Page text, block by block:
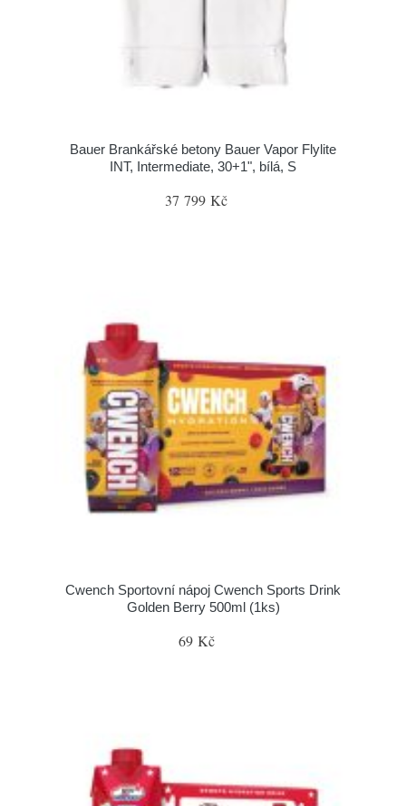
Bauer Brankářské betony Bauer Vapor Flylite
INT, Intermediate, 30+1", bílá, S
37 799 Kč
Cwench Sportovní nápoj Cwench Sports Drink
Golden Berry 500ml (1ks)
69 Kč